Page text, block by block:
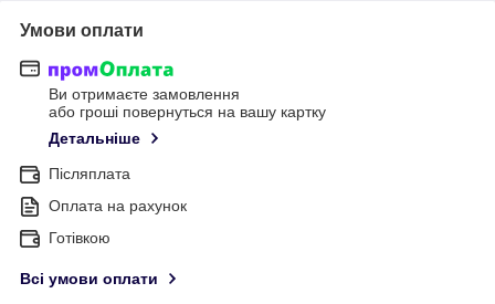
Умови оплати
Ви отримаєте замовлення
або гроші повернуться на вашу картку
Детальніше
Післяплата
Оплата на рахунок
Готівкою
Всі умови оплати